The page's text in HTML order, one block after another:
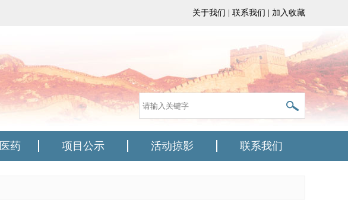
关于我们 联系我们 加入收藏
药 项目公示 活动掠影 联系我们